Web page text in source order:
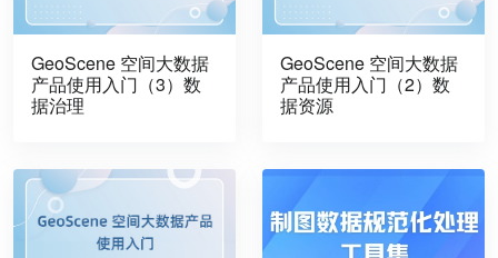
GeoScene 空间大数据
产品使用入门（3）数
据治理
GeoScene 空间大数据
产品使用入门（2）数
据资源